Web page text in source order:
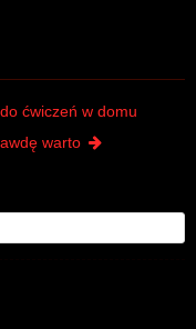
ćwiczeń w domu
warto